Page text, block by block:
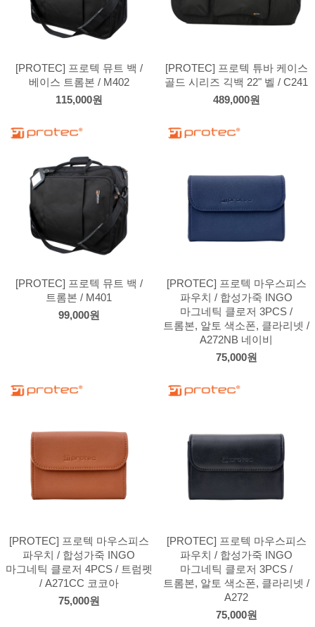
[PROTEC] 프로텍 뮤트 백 /
베이스 트롬본 / M402
115,000원
[PROTEC] 프로텍 튜바 케이스
골드 시리즈 긱백 22" 벨 / C241
489,000원
[PROTEC] 프로텍 뮤트 백 /
트롬본 / M401
99,000원
[PROTEC] 프로텍 마우스피스
파우치 / 합성가죽 INGO
마그네틱 클로저 3PCS /
트롬본, 알토 색소폰, 클라리넷 /
A272NB 네이비
75,000원
[PROTEC] 프로텍 마우스피스
파우치 / 합성가죽 INGO
마그네틱 클로저 4PCS / 트럼펫
/ A271CC 코코아
75,000원
[PROTEC] 프로텍 마우스피스
파우치 / 합성가죽 INGO
마그네틱 클로저 3PCS /
트롬본, 알토 색소폰, 클라리넷 /
A272
75,000원